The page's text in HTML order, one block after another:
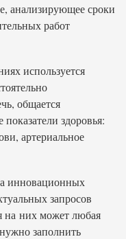
анализирующее сроки
работ
используется
общается
здоровья:
артериальное
инновационных
запросов
на них может любая
заполнить